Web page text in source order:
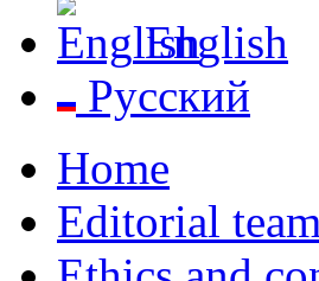
English
Русский
Home
Editorial team